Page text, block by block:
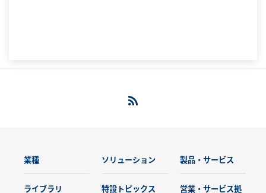
業種 ソリューション 製品・サービス
ライブラリ 特設トピックス 営業・サービス拠